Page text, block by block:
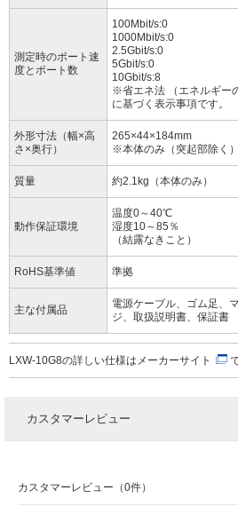
測定時のポート速
度とポート数
100Mbit/s:0
1000Mbit/s:0
2.5Gbit/s:0
5Gbit/s:0
10Gbit/s:8
※省エネ法 （エネルギー
に基づく表示事項です。
外形寸法（幅×高
さ×奥行）
265×44×184mm
※本体のみ（突起部除く）
質量 約2.1kg（本体のみ）
動作保証環境
温度0～40℃
湿度10～85％
（結露なきこと）
RoHS基準値 準拠
主な付属品
電源ケーブル、ゴム足、
ジ、取扱説明書、保証書
LXW-10G8の詳しい仕様は メーカーサイト
カスタマーレビュー
カスタマーレビュー（0件）